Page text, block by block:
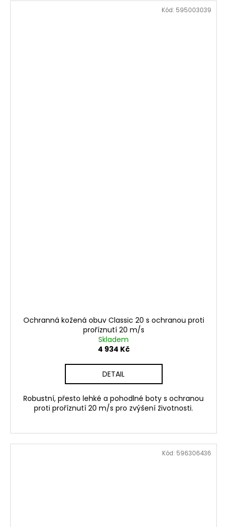
Ochranná kožená obuv Classic 20 s ochranou proti
proříznutí 20 m/s
Skladem
4 934 Kč
DETAIL
Robustní, přesto lehké a pohodlné boty s ochranou
proti proříznutí 20 m/s pro zvýšení životnosti.
Kód: 595003039
Kód: 596306436